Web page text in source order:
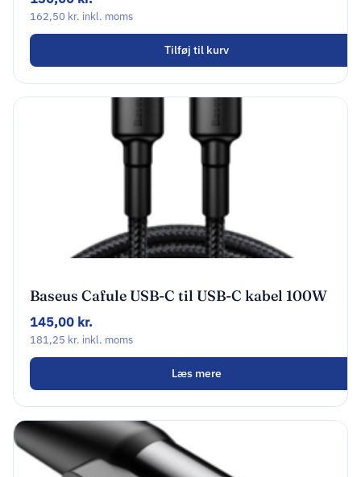
162,50 kr. inkl. moms
Tilføj til kurv
Baseus Cafule USB-C til USB-C kabel 100W
2m grå/sort
145,00 kr.
181,25 kr. inkl. moms
Læs mere